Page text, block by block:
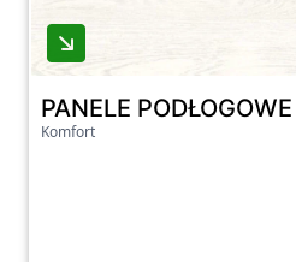
PANELE
Komfort